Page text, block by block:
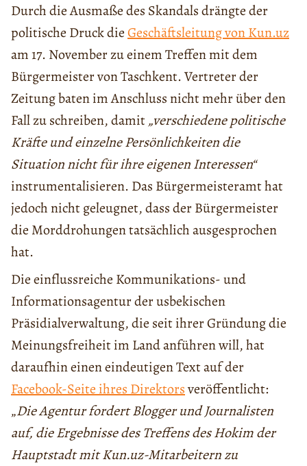
Durch die Ausmaße des Skandals drängte der
politische Druck dieGeschäftsleitung von Kun.uz
am 17. November zu einem Treffen mit dem
Bürgermeister von Taschkent. Vertreter der
Zeitung baten im Anschluss nicht mehr über den
Fall zu schreiben, damit„verschiedene politische
Kräfte und einzelne Persönlichkeiten die
Situation nicht für ihre eigenen Interessen“
instrumentalisieren. Das Bürgermeisteramt hat
jedoch nicht geleugnet, dass der Bürgermeister
die Morddrohungen tatsächlich ausgesprochen
hat.
Die einflussreiche Kommunikations- und
Informationsagentur der usbekischen
Präsidialverwaltung, die seit ihrer Gründung die
Meinungsfreiheit im Land anführen will, hat
daraufhin einen eindeutigen Text auf der
Facebook-Seite ihres Direktorsveröffentlicht:
„Die Agentur fordert Blogger und Journalisten
auf, die Ergebnisse des Treffens des Hokim der
Hauptstadt mit Kun.uz-Mitarbeitern zu